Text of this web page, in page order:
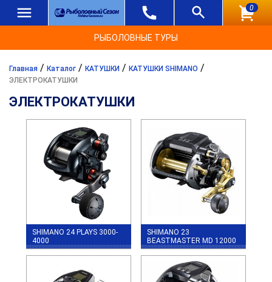
0
РЫБОЛОВНЫЕ ТУРЫ
Главная / Каталог / КАТУШКИ / КАТУШКИ SHIMANO /
ЭЛЕКТРОКАТУШКИ
ЭЛЕКТРОКАТУШКИ
SHIMANO 24 PLAYS 3000-
4000
SHIMANO 23
BEASTMASTER MD 12000